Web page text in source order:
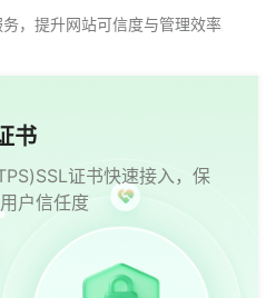
，提升网站可信度与管理效率
书
证书快速接入，保
户信任度